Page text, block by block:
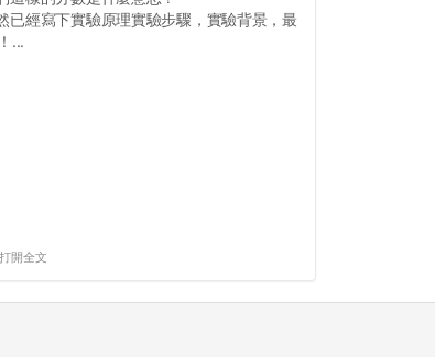
已經寫下實驗原理實驗步驟，實驗背景，最
...
開全文